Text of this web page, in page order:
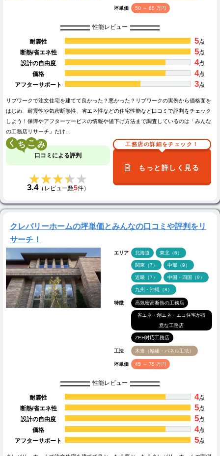
坪単価 50 ～ 65 万円
性能レビュー
耐震性 5点
断熱/省エネ性
5点
設計の自由度
4点
価格
4点
アフターサポート
3点
リブワークで注文住宅を建てて良かった？悪かった？リブワークの実例から価格面を
はじめ、耐震性や気密断熱性、省エネ性などの住宅性能など口コミで評判をチェック
しよう！保障やアフターサービスの情報や値下げ方法まで調査しているのは「みんな
の工務店リサーチ」だけ…
く こ
口コミによる評判
★★★★★
★★★★★
3.4（レビュー数5件）
工務店の詳細をチェック！
もっと詳しく見る
クレバリーホームの坪単価とみんなの口コミや評判をリ
サーチ！
エリア 北海道 東北（6）
関東（7） 中部（9）
近畿（7） 中国・四国（9）
九州・沖縄（8）
特徴 高気密高断熱の工務店
省エネ・創エネ・エコ住宅が得
意な工務店
ZEH対応工務店
工法 木造（軸組・パネル工法）
坪単価 45 ～ 75 万円
性能レビュー
耐震性 4点
断熱/省エネ性
5点
設計の自由度
5点
価格
4点
アフターサポート
5点